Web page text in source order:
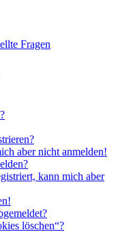
Fragen
aber nicht anmelden!
kann mich aber
löschen“?